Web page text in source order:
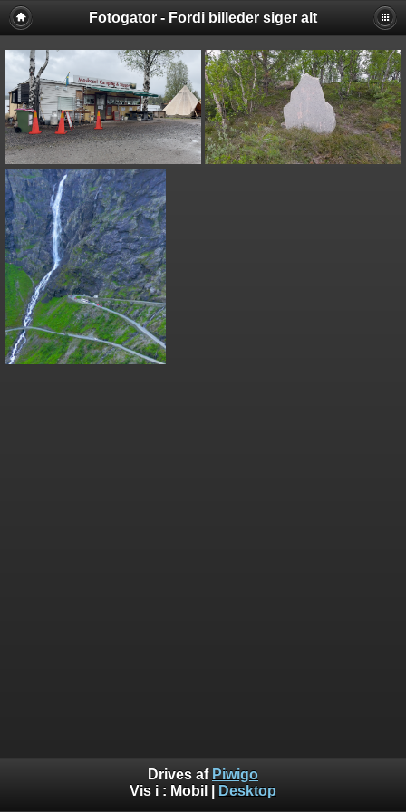
Fotogator - Fordi billeder siger alt
Drives af Piwigo
Vis i : Mobil Desktop